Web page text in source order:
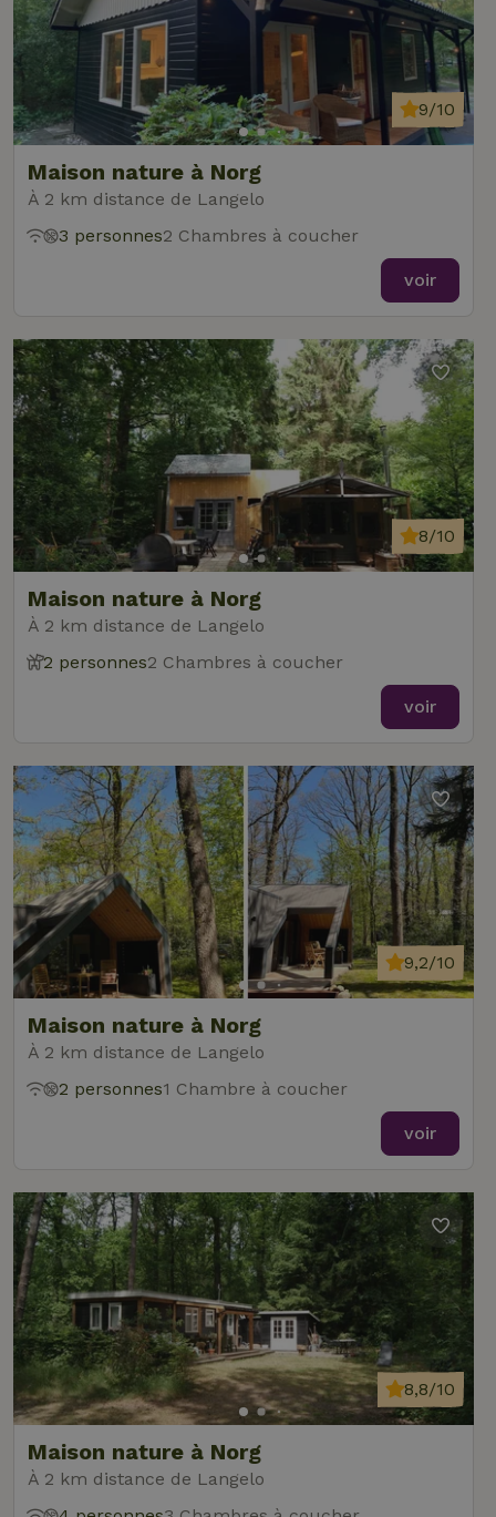
Maison nature à Norg
À 2 km distance de Langelo
9/10
3 personnes2 Chambres à coucher
voir
Maison nature à Norg
À 2 km distance de Langelo
8/10
2 personnes2 Chambres à coucher
voir
Maison nature à Norg
À 2 km distance de Langelo
9,2/10
2 personnes1 Chambre à coucher
voir
Maison nature à Norg
À 2 km distance de Langelo
8,8/10